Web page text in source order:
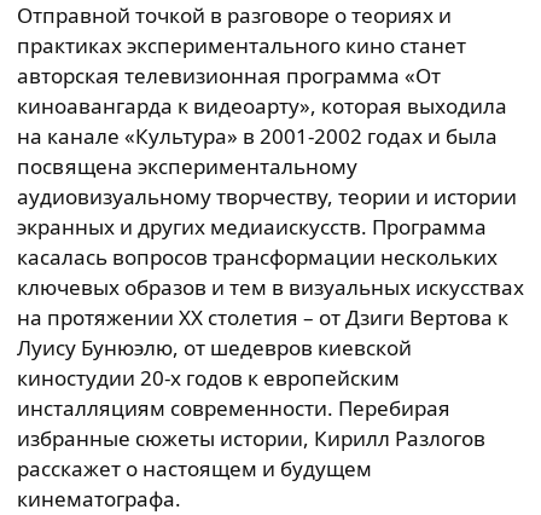
Отправной точкой в разговоре о теориях и
практиках экспериментального кино станет
авторская телевизионная программа «От
киноавангарда к видеоарту», которая выходила
на канале «Культура» в 2001-2002 годах и была
посвящена экспериментальному
аудиовизуальному творчеству, теории и истории
экранных и других медиаискусств. Программа
касалась вопросов трансформации нескольких
ключевых образов и тем в визуальных искусствах
на протяжении XX столетия – от Дзиги Вертова к
Луису Бунюэлю, от шедевров киевской
киностудии 20-х годов к европейским
инсталляциям современности. Перебирая
избранные сюжеты истории, Кирилл Разлогов
расскажет о настоящем и будущем
кинематографа.